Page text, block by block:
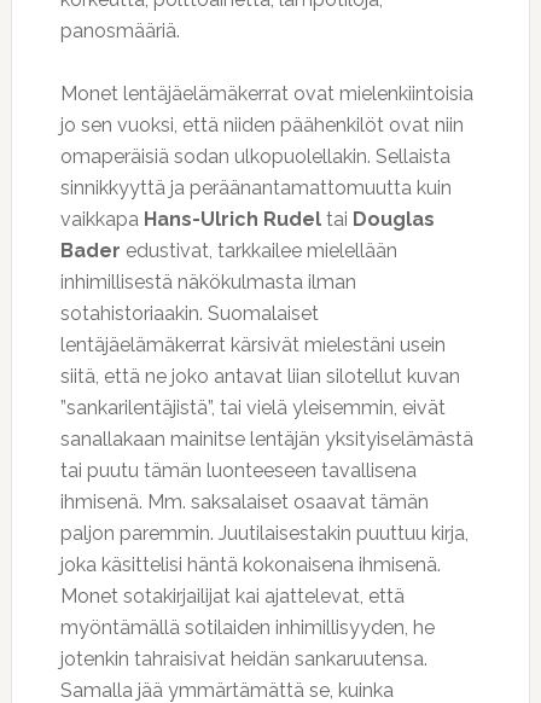
panosmääriä.
Monet lentäjäelämäkerrat ovat mielenkiintoisia
jo sen vuoksi, että niiden päähenkilöt ovat niin
omaperäisiä sodan ulkopuolellakin. Sellaista
sinnikkyyttä ja peräänantamattomuutta kuin
vaikkapa Hans-Ulrich Rudeltai Douglas
Bader edustivat, tarkkailee mielellään
inhimillisestä näkökulmasta ilman
sotahistoriaakin. Suomalaiset
lentäjäelämäkerrat kärsivät mielestäni usein
siitä, että ne joko antavat liian silotellut kuvan
”sankarilentäjistä”, tai vielä yleisemmin, eivät
sanallakaan mainitse lentäjän yksityiselämästä
tai puutu tämän luonteeseen tavallisena
ihmisenä. Mm. saksalaiset osaavat tämän
paljon paremmin. Juutilaisestakin puuttuu kirja,
joka käsittelisi häntä kokonaisena ihmisenä.
Monet sotakirjailijat kai ajattelevat, että
myöntämällä sotilaiden inhimillisyyden, he
jotenkin tahraisivat heidän sankaruutensa.
Samalla jää ymmärtämättä se, kuinka